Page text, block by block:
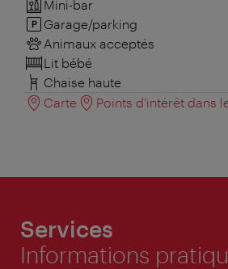
Mini-bar
Garage/parking
Animaux acceptés
Lit bébé
Chaise haute
Carte
Points d'intérêt dans
Services
Informations